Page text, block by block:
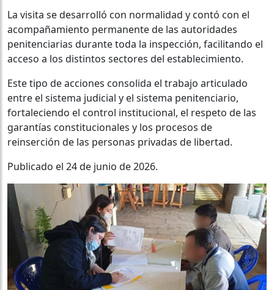
La visita se desarrolló con normalidad y contó con el
acompañamiento permanente de las autoridades
penitenciarias durante toda la inspección, facilitando el
acceso a los distintos sectores del establecimiento.
Este tipo de acciones consolida el trabajo articulado
entre el sistema judicial y el sistema penitenciario,
fortaleciendo el control institucional, el respeto de las
garantías constitucionales y los procesos de
reinserción de las personas privadas de libertad.
Publicado el 24 de junio de 2026.